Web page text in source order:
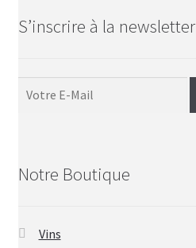
S’inscrire à la newsletter
Notre Boutique
Vins